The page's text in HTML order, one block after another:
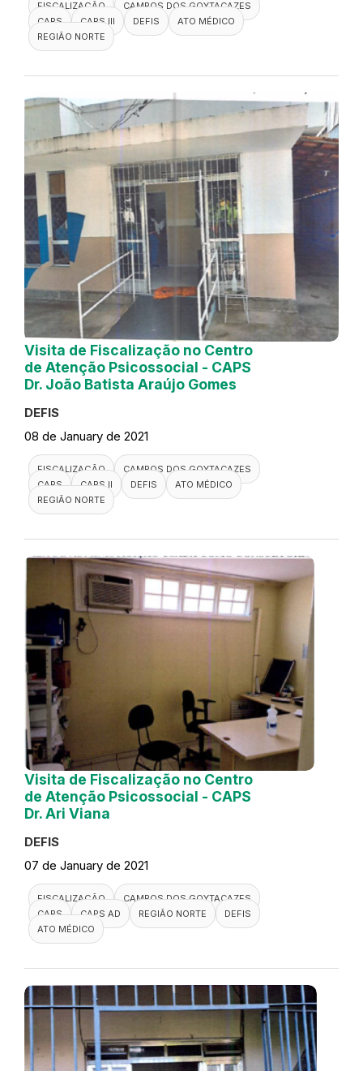
FISCALIZAÇÃO
CAMPOS DOS GOYTACAZES
CAPS
CAPS III DEFIS
ATO MÉDICO
REGIÃO NORTE
Visita de Fiscalização no Centro
de Atenção Psicossocial - CAPS
Dr. João Batista Araújo Gomes
DEFIS
08 de January de 2021
FISCALIZAÇÃO
CAMPOS DOS GOYTACAZES
CAPS
CAPS II DEFIS
ATO MÉDICO
REGIÃO NORTE
Visita de Fiscalização no Centro
de Atenção Psicossocial - CAPS
Dr. Ari Viana
DEFIS
07 de January de 2021
FISCALIZAÇÃO
CAMPOS DOS GOYTACAZES
CAPS
CAPS AD REGIÃO NORTE
DEFIS
ATO MÉDICO